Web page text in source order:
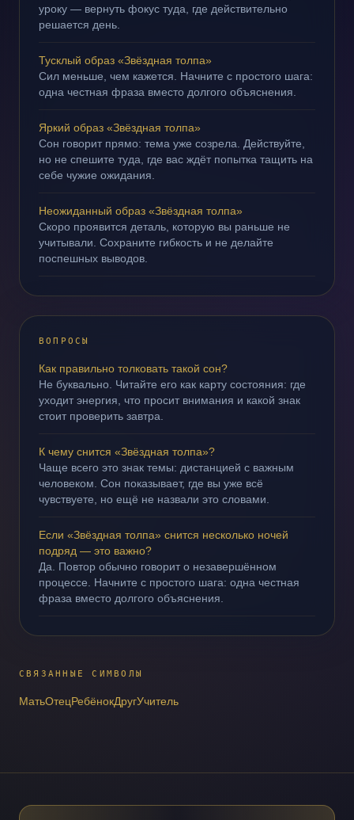
уроку — вернуть фокус туда, где действительно
решается день.
Тусклый образ «Звёздная толпа»
Сил меньше, чем кажется. Начните с простого шага:
одна честная фраза вместо долгого объяснения.
Яркий образ «Звёздная толпа»
Сон говорит прямо: тема уже созрела. Действуйте,
но не спешите туда, где вас ждёт попытка тащить на
себе чужие ожидания.
Неожиданный образ «Звёздная толпа»
Скоро проявится деталь, которую вы раньше не
учитывали. Сохраните гибкость и не делайте
поспешных выводов.
ВОПРОСЫ
Как правильно толковать такой сон?
Не буквально. Читайте его как карту состояния: где
уходит энергия, что просит внимания и какой знак
стоит проверить завтра.
К чему снится «Звёздная толпа»?
Чаще всего это знак темы: дистанцией с важным
человеком. Сон показывает, где вы уже всё
чувствуете, но ещё не назвали это словами.
Если «Звёздная толпа» снится несколько ночей
подряд — это важно?
Да. Повтор обычно говорит о незавершённом
процессе. Начните с простого шага: одна честная
фраза вместо долгого объяснения.
СВЯЗАННЫЕ СИМВОЛЫ
МатьОтецРебёнокДругУчитель